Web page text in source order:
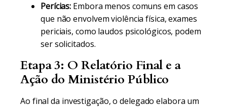
Perícias: Embora menos comuns em casos
que não envolvem violência física, exames
periciais, como laudos psicológicos, podem
ser solicitados.
Etapa 3: O Relatório Final e a
Ação do Ministério Público
Ao final da investigação, o delegado elabora um